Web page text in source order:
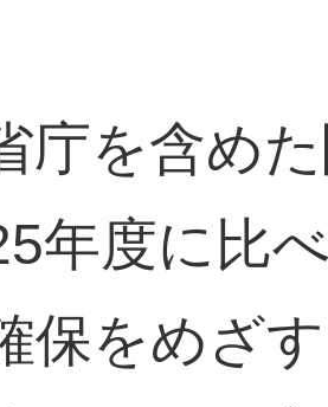
を含め
年度に比
保をめざ